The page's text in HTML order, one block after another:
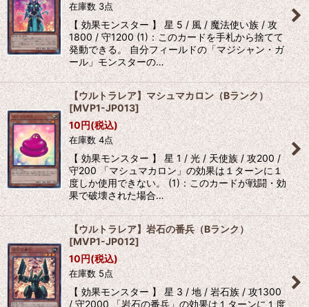
在庫数 3点
【 効果モンスター 】 星 5 / 風 / 魔法使い族 / 攻
1800 / 守1200 (1)：このカードを手札から捨てて
発動できる。 自分フィールドの「マジシャン・ガ
ール」モンスターの…
【ウルトラレア】マシュマカロン（Bランク）
[MVP1-JP013]
10円(税込)
在庫数 4点
【 効果モンスター 】 星 1 / 光 / 天使族 / 攻200 /
守200 「マシュマカロン」の効果は１ターンに１
度しか使用できない。 (1)：このカードが戦闘・効
果で破壊された場合…
【ウルトラレア】岩石の番兵（Bランク）
[MVP1-JP012]
10円(税込)
在庫数 5点
【 効果モンスター 】 星 3 / 地 / 岩石族 / 攻1300
/ 守2000 「岩石の番兵」の効果は１ターンに１度